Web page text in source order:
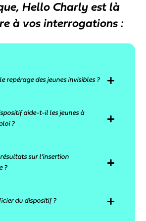
Hello Charly est là
à vos interrogations :
repérage des jeunes invisibles ?
jeunes invisibles est un dispositif
but de repérer les jeunes dits
les réseaux sociaux et les
aide-t-il les jeunes à
?
Hello Charly. Après avoir
les jeunes sont
professionnelle adapté
sur l’insertion
?
bénéficier d’un
du dispositif ?